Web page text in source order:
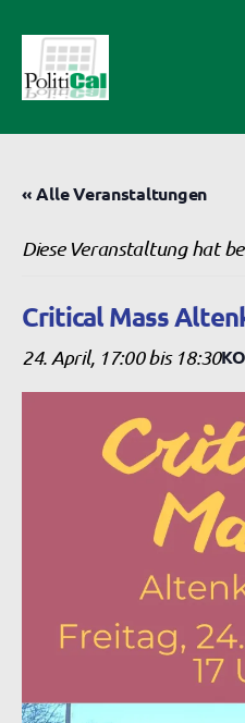
AK
« Alle Veranstaltungen
Diese Veranstaltung hat
Critical Mass
24. April, 17:00bis 18:30